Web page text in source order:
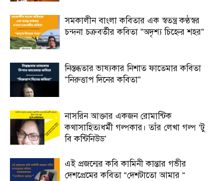
সমকালীন বাংলা কবিতার এক স্বতন্ত্র কণ্ঠস্বর
চন্দনা চক্রবর্তীর কবিতা ”অদৃশ্য চিহ্নের শহর”
নিস্তব্ধতার ভাষ্যকার নিশাত ফাতেমার কবিতা
”নিরুত্তাপ দিনের কবিতা”
নাসরিন আক্তার একজন রোমান্টিক
কথাসাহিত্যধর্মী গল্পকার। তাঁর লেখা গল্প ‘টু
বি কন্টিনিউড’
এই প্রজন্মের কবি কামিনী কান্তার গভীর
দেশপ্রেমের কবিতা “দেশটাতো আমার “